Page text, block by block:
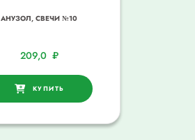
АНУЗОЛ, СВЕЧИ №10
209,0 ₽
КУПИТЬ